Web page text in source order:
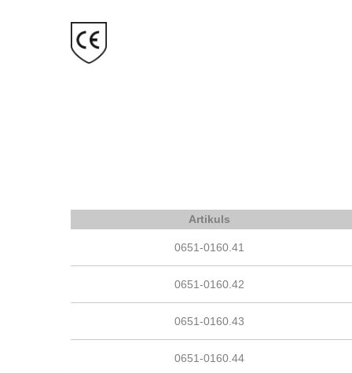
Artikuls
0651-0160.41
0651-0160.42
0651-0160.43
0651-0160.44